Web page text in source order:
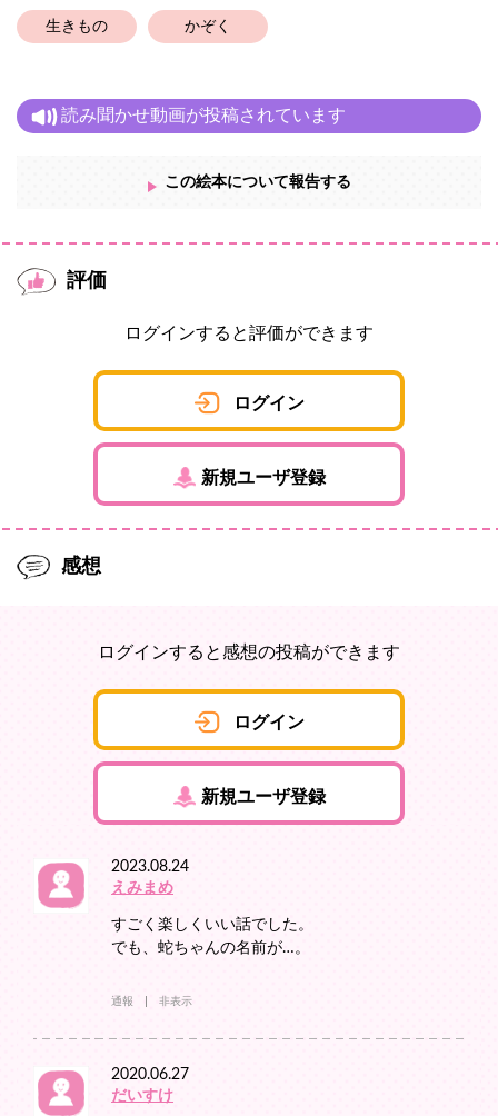
生きもの かぞく
読み聞かせ動画が投稿されています
この絵本について報告する
評価
ログインすると評価ができます
ログイン
新規ユーザ登録
感想
ログインすると感想の投稿ができます
ログイン
新規ユーザ登録
2023.08.24
えみまめ
すごく楽しくいい話でした。
でも、蛇ちゃんの名前が…。
通報 非表示
2020.06.27
だいすけ